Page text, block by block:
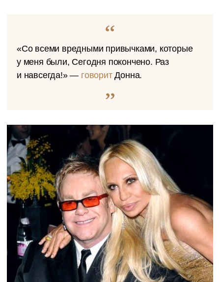
«Со всеми вредными привычками, которые
у меня были, Сегодня покончено. Раз
и навсегда!» — говоритДонна.